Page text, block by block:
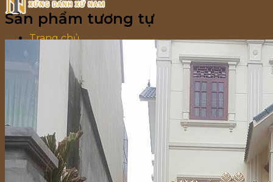
Trang chủ
Sản phẩm
Cổng Nhôm Đúc
Lan Can Nhôm Đúc
Cầu Thang Nhôm Đúc
Hàng Rào Nhôm Đúc
Ban Công Nhôm Đúc
Bông Gió Nhôm Đúc
Chông Gai Nhôm Đúc
Bảng giá
Tin tức
Liên hệ
Tìm kiếm:
Sản phẩm tương tự